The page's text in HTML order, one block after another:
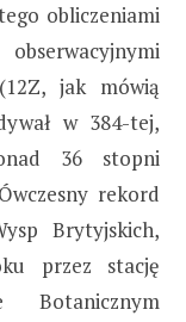
obliczeniami
jak mówią
w 384-tej,
36 stopni
rekord
Brytyjskich,
przez stację
Botanicznym